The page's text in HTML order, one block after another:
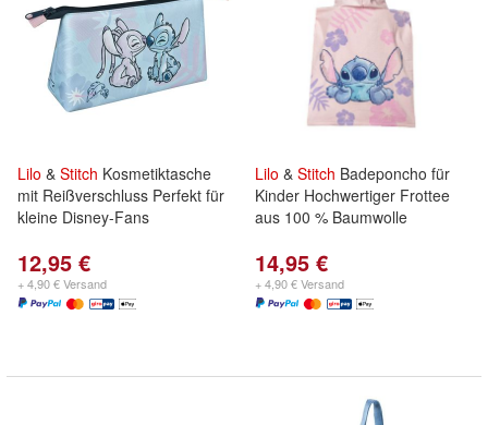
Lilo & Stitch Kosmetiktasche
mit Reißverschluss Perfekt für
kleine Disney-Fans
12,95 €
+ 4,90 € Versand
Lilo & Stitch Badeponcho für
Kinder Hochwertiger Frottee
aus 100 % Baumwolle
14,95 €
+ 4,90 € Versand